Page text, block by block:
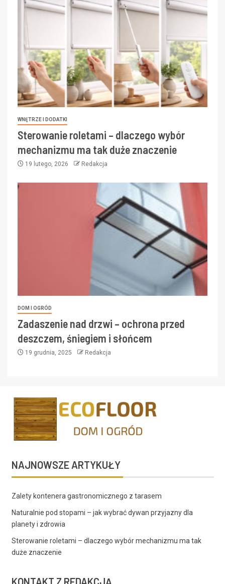
WNĘTRZE I DODATKI
Sterowanie roletami – dlaczego wybór
mechanizmu ma tak duże znaczenie
19 lutego, 2026 Redakcja
DOM I OGRÓD
Zadaszenie nad drzwi – ochrona przed
deszczem, śniegiem i słońcem
19 grudnia, 2025 Redakcja
NAJNOWSZE ARTYKUŁY
Zalety kontenera gastronomicznego z tarasem
Naturalnie pod stopami – jak wybrać dywan przyjazny dla
planety i zdrowia
Sterowanie roletami – dlaczego wybór mechanizmu ma tak
duże znaczenie
KONTAKT Z REDAKCJĄ